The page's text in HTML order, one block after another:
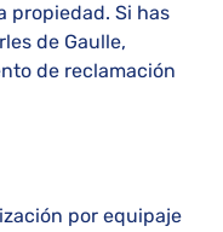
propiedad. Si has
de Gaulle,
de reclamación
por equipaje